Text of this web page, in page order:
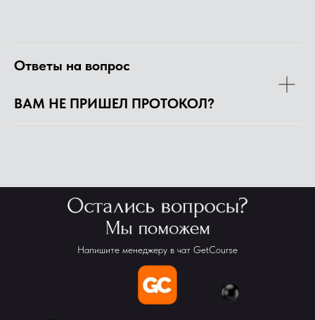
Ответы на вопрос
ВАМ НЕ ПРИШЕЛ ПРОТОКОЛ?
Напишите менеджеру в чат GetCourse